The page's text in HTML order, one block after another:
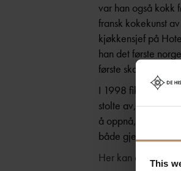
This
var han også kokk
fransk kokekunst
kjøkkensjef på
han det første
første skandinav,
I 1998 fikk
stolte av, og som
å oppnå, arbeider
både gjester og
Her kan du ta en titt